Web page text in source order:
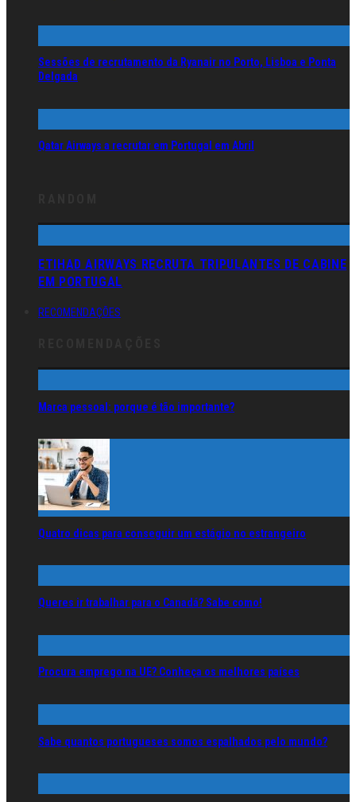
Sessões de recrutamento da Ryanair no Porto, Lisboa e Ponta
Delgada
Qatar Airways a recrutar em Portugal em Abril
ETIHAD AIRWAYS RECRUTA TRIPULANTES DE CABINE
EM PORTUGAL
RECOMENDAÇÕES
Marca pessoal: porque é tão importante?
Quatro dicas para conseguir um estágio no estrangeiro
Queres ir trabalhar para o Canadá? Sabe como!
Procura emprego na UE? Conheça os melhores países
Sabe quantos portugueses somos espalhados pelo mundo?